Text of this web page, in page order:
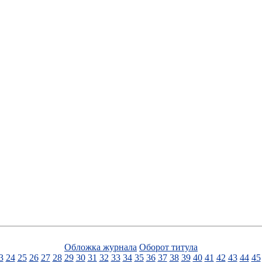
Обложка журнала Оборот титула
24 25 26 27 28 29 30 31 32 33 34 35 36 37 38 39 40 41 42 43 44 45